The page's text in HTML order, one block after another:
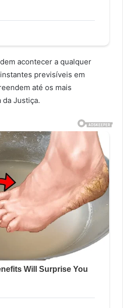
acontecer a qualquer
previsíveis em
até os mais
da Justiça.